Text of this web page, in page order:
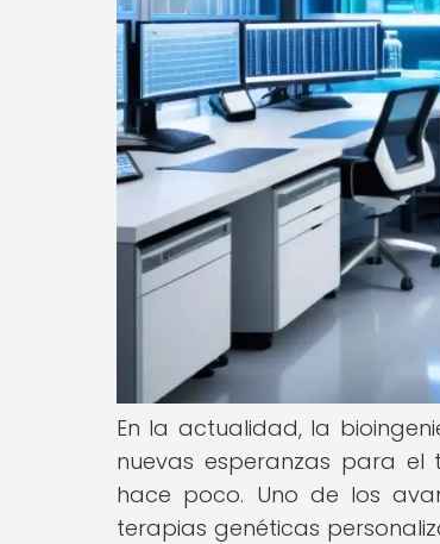
En la actualidad, la
nuevas esperanzas para el
hace poco. Uno de los
terapias genéticas